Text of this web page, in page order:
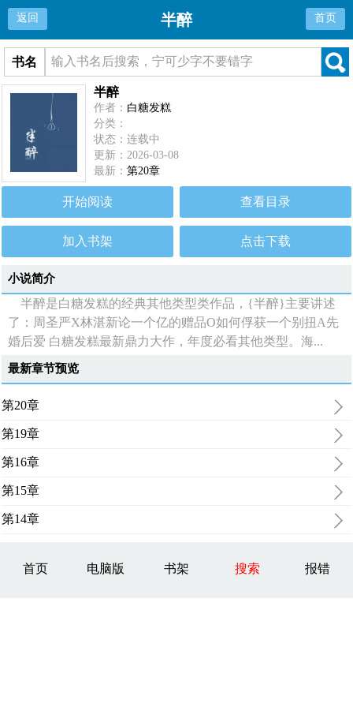
返回 半醉 首页
书名
半醉
作者： 白糖发糕
分类：
状态：连载中
更新：2026-03-08
最新：第20章
开始阅读 查看目录
加入书架 点击下载
小说简介
半醉是白糖发糕的经典其他类型类作品，{半醉}主要讲述
了：周圣严X林湛新论一个亿的赠品O如何俘获一个别扭A先
婚后爱 白糖发糕最新鼎力大作，年度必看其他类型。海...
最新章节预览
第20章
第19章
第16章
第15章
第14章
首页 电脑版 书架 搜索 报错